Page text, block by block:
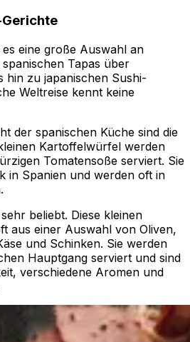
eine große Auswahl an
Tapas über
hin zu japanischen Sushi-
Weltreise kennt keine
der spanischen Küche sind die
Kartoffelwürfel werden
Tomatensoße serviert. Sie
in Spanien und werden oft in
beliebt. Diese kleinen
aus einer Auswahl von Oliven,
und Schinken. Sie werden
Hauptgang serviert und sind
verschiedene Aromen und